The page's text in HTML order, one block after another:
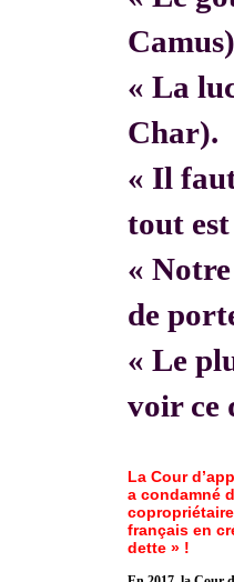
Camus)
« La
Char).
« Il
tout
«
de
« Le
voir ce
La Cour
a condamné
français en
dette » !